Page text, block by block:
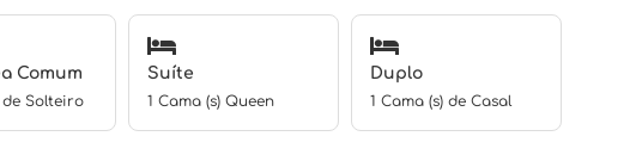
Comum
de Solteiro
Suíte
1 Cama (s) Queen
Duplo
1 Cama (s) de Casal